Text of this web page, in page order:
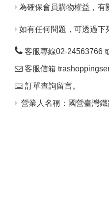
為確保會員購物權益，有
如有任何問題，可透過下
客服專線02-24563766
客服信箱
訂單查詢留言。
營業人名稱：國營臺灣